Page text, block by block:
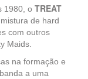
1980, o TREAT
de hard
com outros
Maids.
na formação e
a uma